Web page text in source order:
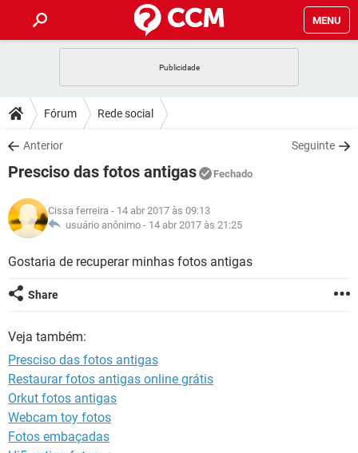
MENU
CELULAR
OUTLOOK
INSTAGRAM GMAIL
GUIA DE COMPRAS
DICAS
JOGOS
INSTAGRAM GMAIL
GUIA DE COMPRAS
DOWNLOADS
JOGOS WHATSAPP
CELULAR
OUTLOOK EXCEL
INSTAGRAM
JOGOS WHATSAPP
CELULAR
OUTLOOK EXCEL
INSTAGRAM
GLOSSÁRIO
WHATSAPP
INSTAGRAM
GUIA DE COMPRAS
Fórum Rede social
Anterior Seguinte
Presciso das fotos antigas Fechado
Cissa ferreira - 14 abr 2017 às 09:13
usuário anônimo - 14 abr 2017 às 21:25
Gostaria de recuperar minhas fotos antigas
Share
Veja também:
Presciso das fotos antigas
Restaurar fotos antigas online grátis
Orkut fotos antigas
Webcam toy fotos
Fotos embaçadas